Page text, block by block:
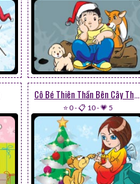
Cô Bé Thiên Thần Bên Cây Thông
⭐ 0-📋 10-💗 5